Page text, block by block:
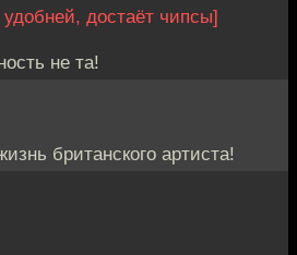
достаёт чипсы]
не та!
британского артиста!